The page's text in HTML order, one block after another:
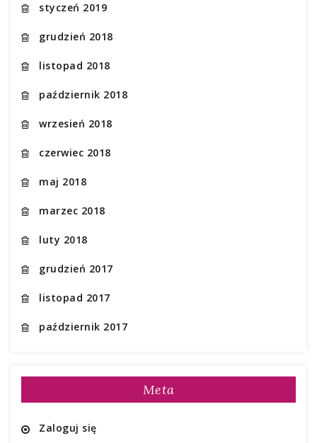
styczeń 2019
grudzień 2018
listopad 2018
październik 2018
wrzesień 2018
czerwiec 2018
maj 2018
marzec 2018
luty 2018
grudzień 2017
listopad 2017
październik 2017
Meta
Zaloguj się